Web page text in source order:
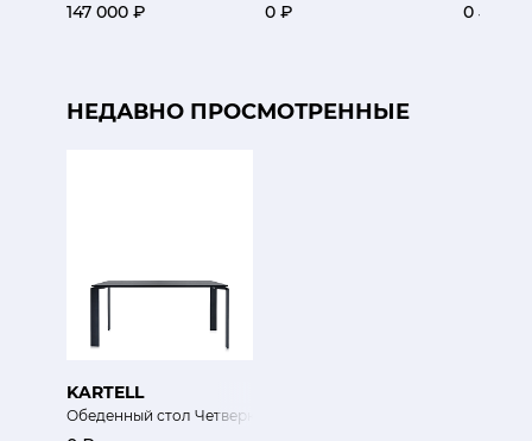
147 000 ₽ 0 ₽ 0 ₽
НЕДАВНО ПРОСМОТРЕННЫЕ
KARTELL
Обеденный стол Четверка